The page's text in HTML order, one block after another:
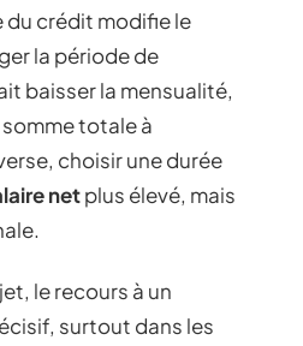
du crédit modifie le
la période de
baisser la mensualité,
totale à
choisir une durée
netplus élevé, mais
le recours à un
surtout dans les